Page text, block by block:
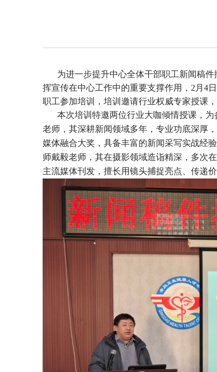
为进一步提升中心全体干部职工新闻稿件
挥宣传在中心工作中的重要支撑作用，2月4
职工参加培训，培训邀请行业权威专家授课
本次培训特邀两位行业大咖倾情授课，为
老师，其深耕新闻领域多年，专业功底深厚
媒体融合大奖，具备丰富的新闻采写实战经
师戴毅老师，其在摄影领域造诣精深，多次
主流媒体刊发，擅长用镜头捕捉亮点、传递